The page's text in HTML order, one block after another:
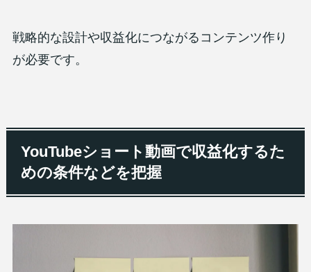
戦略的な設計や収益化につながるコンテンツ作り
が必要です。
YouTubeショート動画で収益化するた
めの条件などを把握